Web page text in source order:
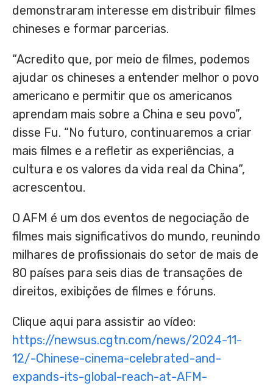
demonstraram interesse em distribuir filmes
chineses e formar parcerias.
“Acredito que, por meio de filmes, podemos
ajudar os chineses a entender melhor o povo
americano e permitir que os americanos
aprendam mais sobre a China e seu povo”,
disse Fu. “No futuro, continuaremos a criar
mais filmes e a refletir as experiências, a
cultura e os valores da vida real da China“,
acrescentou.
O AFM é um dos eventos de negociação de
filmes mais significativos do mundo, reunindo
milhares de profissionais do setor de mais de
80 países para seis dias de transações de
direitos, exibições de filmes e fóruns.
Clique aqui para assistir ao vídeo:
https://newsus.cgtn.com/news/2024-11-
12/-Chinese-cinema-celebrated-and-
expands-its-global-reach-at-AFM-